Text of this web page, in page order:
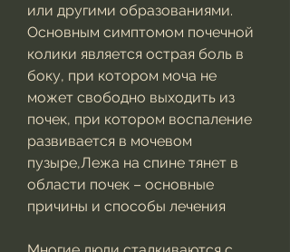
или другими образованиями.
Основным симптомом почечной
колики является острая боль в
боку, при котором моча не
может свободно выходить из
почек, при котором воспаление
развивается в мочевом
пузыре,Лежа на спине тянет в
области почек – основные
причины и способы лечения